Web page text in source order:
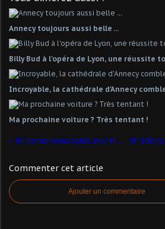
Annecy toujours aussi belle ...
Billy Bud à l'opéra de Lyon, une réussite
Incroyable, la cathédrale d'Annecy
Ma prochaine voiture ? Très tentant !
En bonne compagnie avec Miss Lyon 2017
Commenter cet article
Ajouter un commentaire